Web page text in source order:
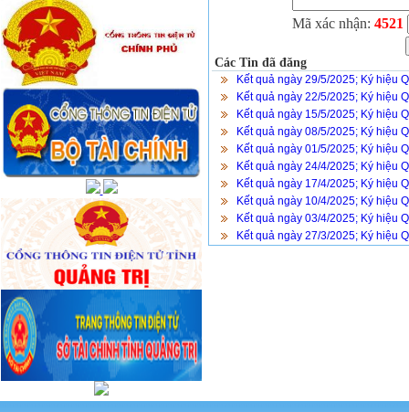
Mã xác nhận: 4521
Các Tin đã đăng
Kết quả ngày 29/5/2025; Ký hiệu
Kết quả ngày 22/5/2025; Ký hiệu
Kết quả ngày 15/5/2025; Ký hiệu
Kết quả ngày 08/5/2025; Ký hiệu
Kết quả ngày 01/5/2025; Ký hiệu
Kết quả ngày 24/4/2025; Ký hiệu
Kết quả ngày 17/4/2025; Ký hiệu
Kết quả ngày 10/4/2025; Ký hiệu
Kết quả ngày 03/4/2025; Ký hiệu
Kết quả ngày 27/3/2025; Ký hiệu